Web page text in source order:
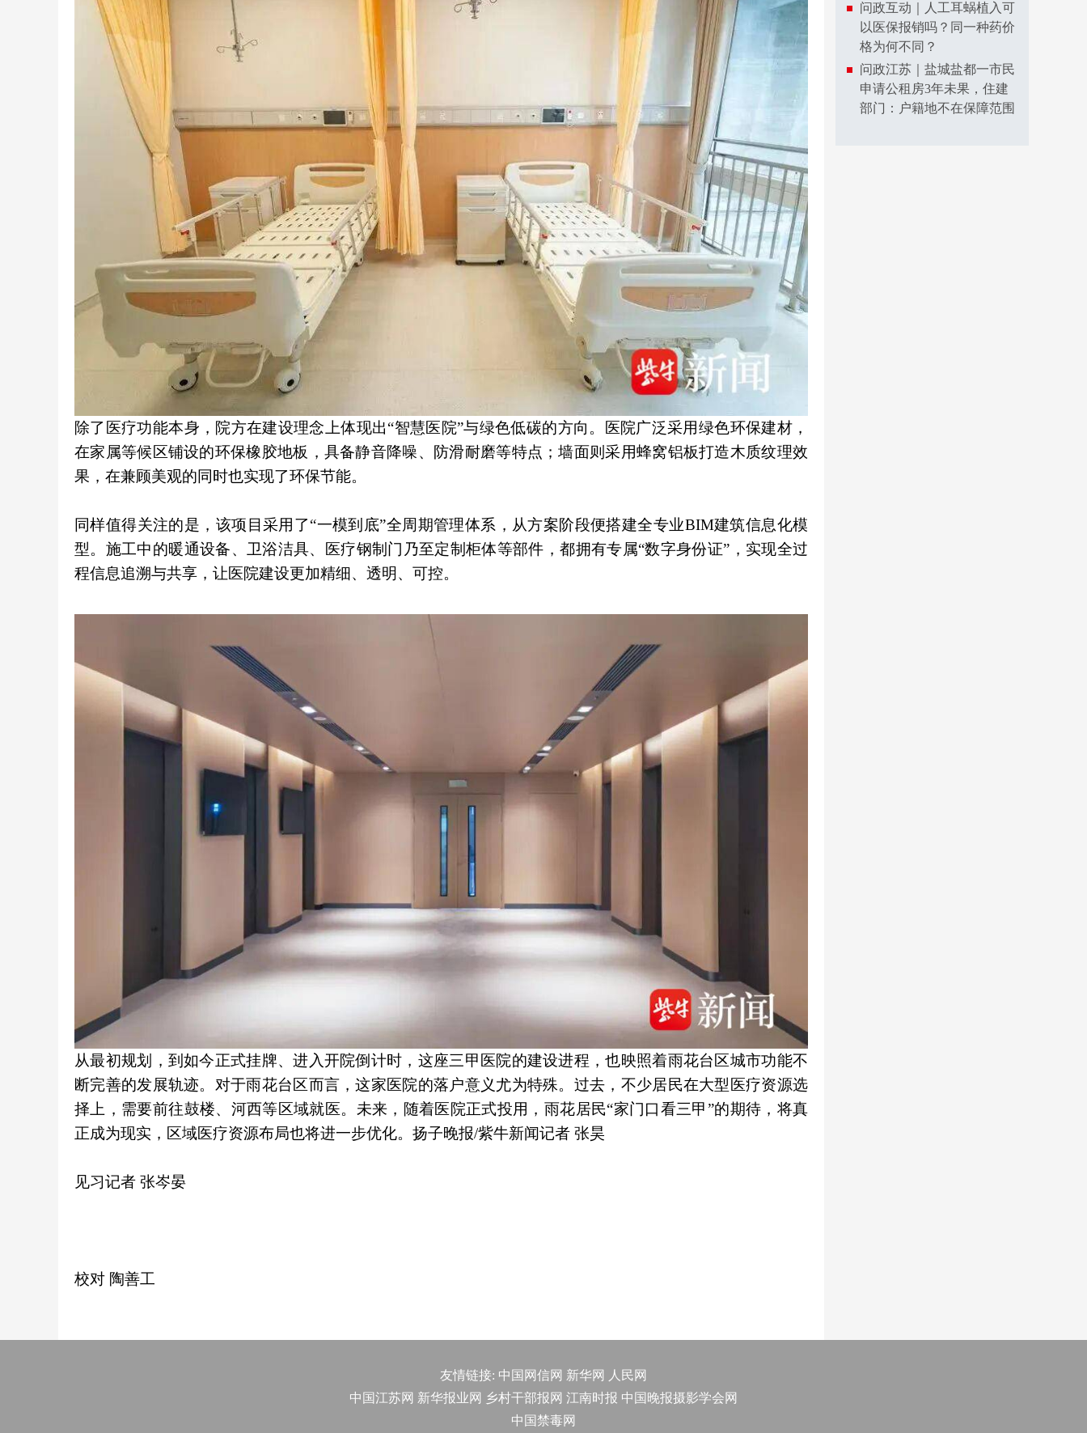
除了医疗功能本身，院方在建设理念上体现出“智慧医院”与绿色低碳的方向。医院广泛采用绿色环保建材，
在家属等候区铺设的环保橡胶地板，具备静音降噪、防滑耐磨等特点；墙面则采用蜂窝铝板打造木质纹理效
果，在兼顾美观的同时也实现了环保节能。
同样值得关注的是，该项目采用了“一模到底”全周期管理体系，从方案阶段便搭建全专业BIM建筑信息化模
型。施工中的暖通设备、卫浴洁具、医疗钢制门乃至定制柜体等部件，都拥有专属“数字身份证”，实现全过
程信息追溯与共享，让医院建设更加精细、透明、可控。
从最初规划，到如今正式挂牌、进入开院倒计时，这座三甲医院的建设进程，也映照着雨花台区城市功能不
断完善的发展轨迹。对于雨花台区而言，这家医院的落户意义尤为特殊。过去，不少居民在大型医疗资源选
择上，需要前往鼓楼、河西等区域就医。未来，随着医院正式投用，雨花居民“家门口看三甲”的期待，将真
正成为现实，区域医疗资源布局也将进一步优化。扬子晚报/紫牛新闻记者 张昊
见习记者 张岑晏
校对 陶善工
问政互动｜人工耳蜗植入可
以医保报销吗？同一种药价
格为何不同？
问政江苏｜盐城盐都一市民
申请公租房3年未果，住建
部门：户籍地不在保障范围
友情链接: 中国网信网 新华网
人民网
中国江苏网 新华报业网 乡村干部报网 江南时报 中国晚报摄影学会网
中国禁毒网